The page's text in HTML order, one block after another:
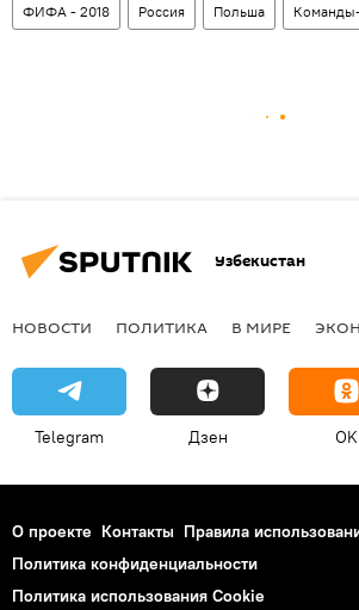
ФИФА - 2018 Россия Польша
Узбекистан
НОВОСТИ ПОЛИТИКА В МИРЕ
Telegram Дзен OK
О проекте Контакты Правила
Политика конфиденциальности
Политика использования Cookie